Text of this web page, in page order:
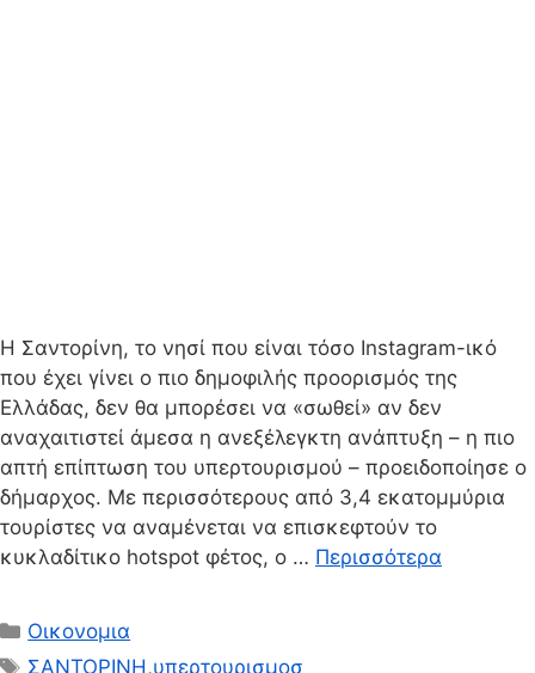
Η Σαντορίνη, το νησί που είναι τόσο Instagram-ικό
που έχει γίνει ο πιο δημοφιλής προορισμός της
Ελλάδας, δεν θα μπορέσει να «σωθεί» αν δεν
αναχαιτιστεί άμεσα η ανεξέλεγκτη ανάπτυξη – η πιο
απτή επίπτωση του υπερτουρισμού – προειδοποίησε ο
δήμαρχος. Με περισσότερους από 3,4 εκατομμύρια
τουρίστες να αναμένεται να επισκεφτούν το
κυκλαδίτικο hotspot φέτος, ο … Περισσότερα
Κατηγορίες
Οικονομια
Ετικέτες
ΣΑΝΤΟΡΙΝΗ ,υπερτουρισμοσ